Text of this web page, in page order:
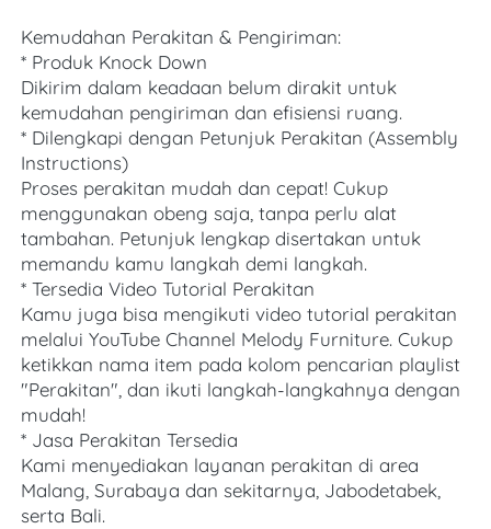
Kemudahan Perakitan & Pengiriman:
* Produk Knock Down
Dikirim dalam keadaan belum dirakit untuk
kemudahan pengiriman dan efisiensi ruang.
* Dilengkapi dengan Petunjuk Perakitan (Assembly
Instructions)
Proses perakitan mudah dan cepat! Cukup
menggunakan obeng saja, tanpa perlu alat
tambahan. Petunjuk lengkap disertakan untuk
memandu kamu langkah demi langkah.
* Tersedia Video Tutorial Perakitan
Kamu juga bisa mengikuti video tutorial perakitan
melalui YouTube Channel Melody Furniture. Cukup
ketikkan nama item pada kolom pencarian playlist
"Perakitan", dan ikuti langkah-langkahnya dengan
mudah!
* Jasa Perakitan Tersedia
Kami menyediakan layanan perakitan di area
Malang, Surabaya dan sekitarnya, Jabodetabek,
serta Bali.